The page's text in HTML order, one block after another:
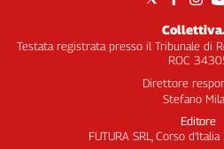
Testata registrata presso il Tribunale di
ROC
Direttore
Stefano
Editore
FUTURA SRL, Corso